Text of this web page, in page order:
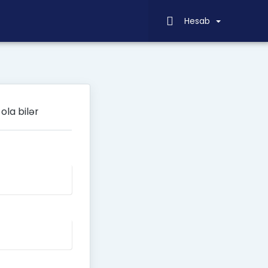
Hesab
ola bilər